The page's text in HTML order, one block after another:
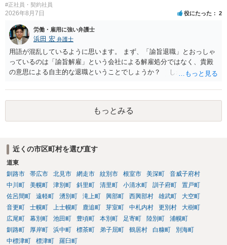
#正社員・契約社員
2026年8月7日 役にたった 2
労働・雇用に強い弁護士
浜田 宏 弁護士
用語が混乱しているように思います。 まず、「諭旨退職」とおっしゃ
っているのは「諭旨解雇」という会社による解雇処分ではなく、貴殿
の意思による自主的な退職ということでしょうか？ しかし、記載さ
す。 その場合、解雇には客観的で合理的な理由が必要であり、かつ
解雇という処分が社会通念上相当と認められない限り、解雇は無効で
す。 結局、貴殿のネット炎上の内容や原因、勤務先に与えた影響な
どを具体的に検討しなければ、何とも申し上げることができません。
法に関する専門的な知識が必要な事案ですので、一度、お近くの弁護
士にご相談下さい。
もっとみる
近くの市区町村を選び直す
道東
釧路市
帯広市 北見市 網走市 紋別市 根室市 美深町
音威子府村
中川町
美幌町 津別町 斜里町 清里町 小清水町 訓子府町
置戸町
佐呂間町
遠軽町 湧別町 滝上町 興部町 西興部村 雄武町
大空町
音更町
士幌町 上士幌町 鹿追町 芽室町 中札内村 更別村
大樹町
広尾町
幕別町 池田町 豊頃町 本別町 足寄町 陸別町
浦幌町
釧路町
厚岸町 浜中町 標茶町 弟子屈町 鶴居村 白糠町
別海町
中標津町
標津町 羅臼町